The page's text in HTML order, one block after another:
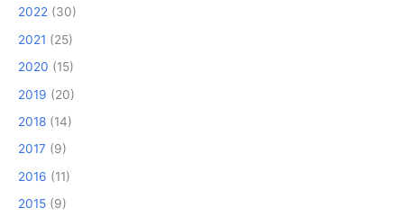
2022 (30)
2021 (25)
2020 (15)
2019 (20)
2018 (14)
2017 (9)
2016 (11)
2015 (9)